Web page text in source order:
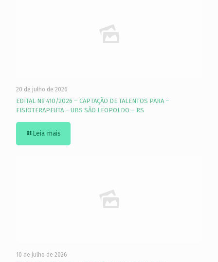
20 de julho de 2026
EDITAL Nº 410/2026 – CAPTAÇÃO DE TALENTOS PARA –
FISIOTERAPEUTA – UBS SÃO LEOPOLDO – RS
Leia mais
10 de julho de 2026